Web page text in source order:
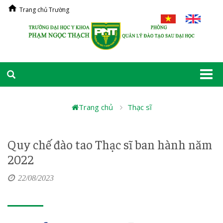
Trang chủ Trường
Trang chủ Thạc sĩ
Quy chế đào tao Thạc sĩ ban hành năm
2022
22/08/2023